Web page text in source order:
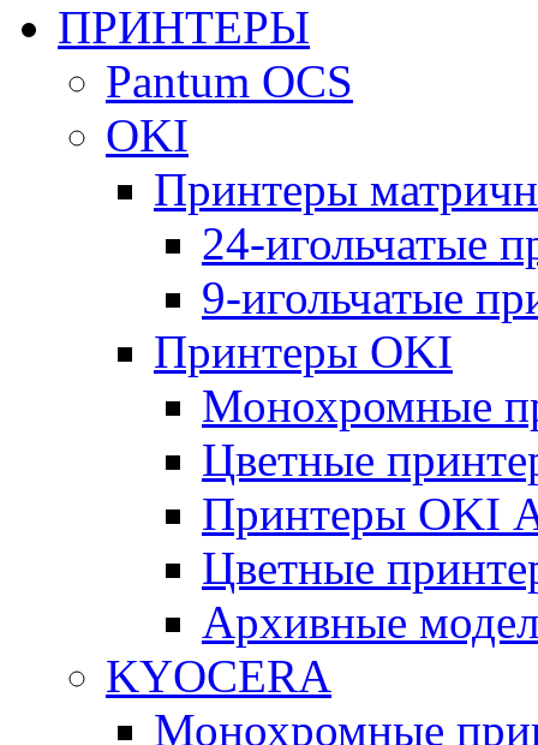
ПРИНТЕРЫ
Pantum OCS
OKI
Принтеры
24-игольчатые
9-игольчатые
Принтеры OKI
Монохромные
Цветные
Принтеры OKI
Цветные
Архивные
KYOCERA
Монохромные